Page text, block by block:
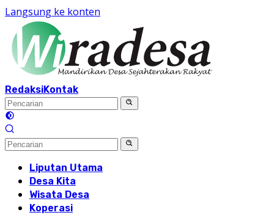
Langsung ke konten
RedaksiKontak
Liputan Utama
Desa Kita
Wisata Desa
Koperasi